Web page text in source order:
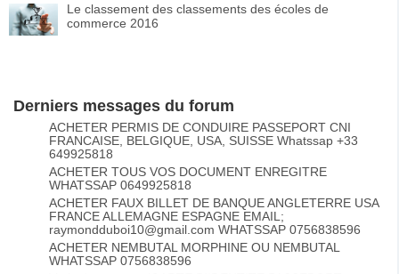
Le classement des classements des écoles de
commerce 2016
Derniers messages du forum
ACHETER PERMIS DE CONDUIRE PASSEPORT CNI
FRANCAISE, BELGIQUE, USA, SUISSE Whatssap +33
649925818
ACHETER TOUS VOS DOCUMENT ENREGITRE
WHATSSAP 0649925818
ACHETER FAUX BILLET DE BANQUE ANGLETERRE USA
FRANCE ALLEMAGNE ESPAGNE EMAIL;
raymondduboi10@gmail.com WHATSSAP 0756838596
ACHETER NEMBUTAL MORPHINE OU NEMBUTAL
WHATSSAP 0756838596